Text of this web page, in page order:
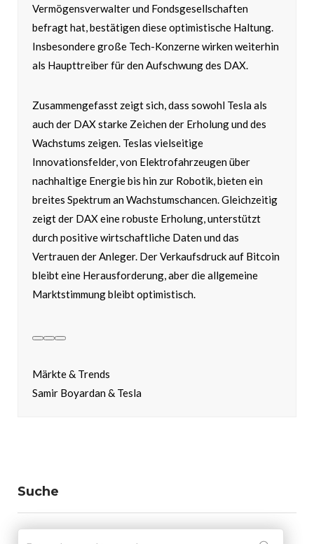
Vermögensverwalter und Fondsgesellschaften
befragt hat, bestätigen diese optimistische Haltung.
Insbesondere große Tech-Konzerne wirken weiterhin
als Haupttreiber für den Aufschwung des DAX.
Zusammengefasst zeigt sich, dass sowohl Tesla als
auch der DAX starke Zeichen der Erholung und des
Wachstums zeigen. Teslas vielseitige
Innovationsfelder, von Elektrofahrzeugen über
nachhaltige Energie bis hin zur Robotik, bieten ein
breites Spektrum an Wachstumschancen. Gleichzeitig
zeigt der DAX eine robuste Erholung, unterstützt
durch positive wirtschaftliche Daten und das
Vertrauen der Anleger. Der Verkaufsdruck auf Bitcoin
bleibt eine Herausforderung, aber die allgemeine
Marktstimmung bleibt optimistisch.
Märkte & Trends
Samir Boyardan & Tesla
Suche